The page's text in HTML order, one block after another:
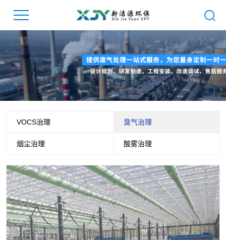
VOCS治理 臭气治理
烟尘治理 酸雾治理